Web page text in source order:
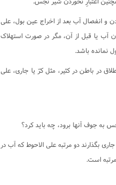
و انفصال آب بعد از اخراج عين بول، على
آب يا قبل از آن، مگر در صورت استهلاک
نمانده باشد.
در باطن در کثير، مثل کرّ يا جارى، على
به جوف آنها برود، چه بايد کرد؟
بگذارند دو مرتبه على الاحوط که آب در
است.